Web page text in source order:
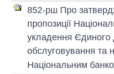
852-рш Про
пропозиції
укладення Єдиного
обслуговування та
Національним